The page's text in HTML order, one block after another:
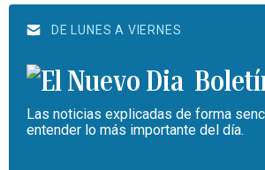
DE LUNES A VIERNES
Las noticias explicadas de forma
entender lo más importante del día.